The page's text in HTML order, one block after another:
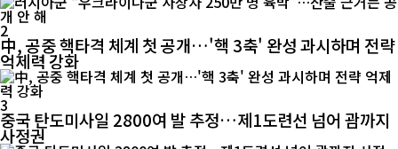
2
中, 공중 핵타격 체계 첫 공개…'핵 3축' 완성 과시하며 전략
억제력 강화
3
중국 탄도미사일 2800여 발 추정…제1도련선 넘어 괌까지
사정권